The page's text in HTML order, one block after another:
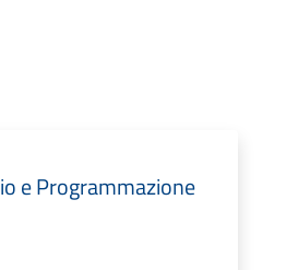
e Programmazione